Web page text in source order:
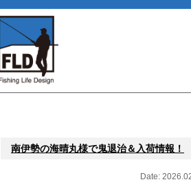
南伊勢の海晴丸様で鬼退治＆入荷情報！
Date: